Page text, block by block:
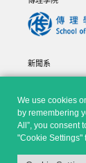
We use cookies
by remembering
All”, you consent
"Cookie Settings"
新聞系